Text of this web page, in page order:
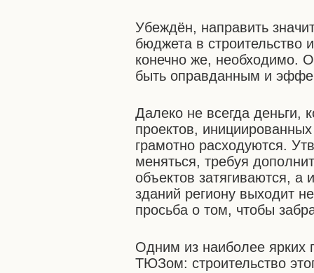
Убеждён, направить
бюджета в строительство
конечно же, необходимо.
быть оправданным и
Далеко не всегда деньги,
проектов,
грамотно расходуются.
меняться, требуя
объектов затягиваются, а
зданий региону выходит
просьба о том, чтобы
Одним из наиболее ярких
ТЮЗом: строительство